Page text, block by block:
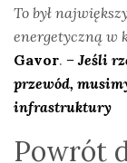
To był
energetyczną w
Gavor. – Jeśli
przewód,
infrastruktury
Powrót